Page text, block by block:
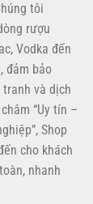
tôi
rượu
Vodka đến
đảm bảo
và dịch
“Uy tín –
Shop
cho khách
nhanh